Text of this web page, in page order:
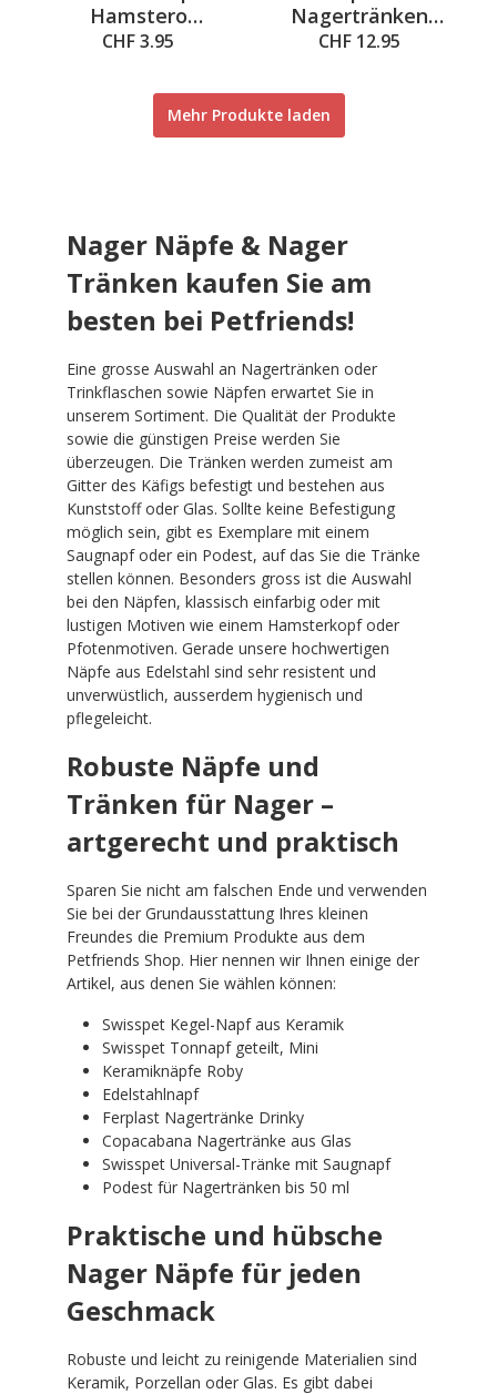
Hamstero
Ø=8.5x3cm
CHF 3.95
Nagertränken
Drinky 600ml
CHF 12.95
Mehr Produkte laden
Nager Näpfe & Nager
Tränken kaufen Sie am
besten bei Petfriends!
Eine grosse Auswahl an Nagertränken oder
Trinkflaschen sowie Näpfen erwartet Sie in
unserem Sortiment. Die Qualität der Produkte
sowie die günstigen Preise werden Sie
überzeugen. Die Tränken werden zumeist am
Gitter des Käfigs befestigt und bestehen aus
Kunststoff oder Glas. Sollte keine Befestigung
möglich sein, gibt es Exemplare mit einem
Saugnapf oder ein Podest, auf das Sie die Tränke
stellen können. Besonders gross ist die Auswahl
bei den Näpfen, klassisch einfarbig oder mit
lustigen Motiven wie einem Hamsterkopf oder
Pfotenmotiven. Gerade unsere hochwertigen
Näpfe aus Edelstahl sind sehr resistent und
unverwüstlich, ausserdem hygienisch und
pflegeleicht.
Robuste Näpfe und
Tränken für Nager –
artgerecht und praktisch
Sparen Sie nicht am falschen Ende und verwenden
Sie bei der Grundausstattung Ihres kleinen
Freundes die Premium Produkte aus dem
Petfriends Shop. Hier nennen wir Ihnen einige der
Artikel, aus denen Sie wählen können:
Swisspet Kegel-Napf aus Keramik
Swisspet Tonnapf geteilt, Mini
Keramiknäpfe Roby
Edelstahlnapf
Ferplast Nagertränke Drinky
Copacabana Nagertränke aus Glas
Swisspet Universal-Tränke mit Saugnapf
Podest für Nagertränken bis 50 ml
Praktische und hübsche
Nager Näpfe für jeden
Geschmack
Robuste und leicht zu reinigende Materialien sind
Keramik, Porzellan oder Glas. Es gibt dabei